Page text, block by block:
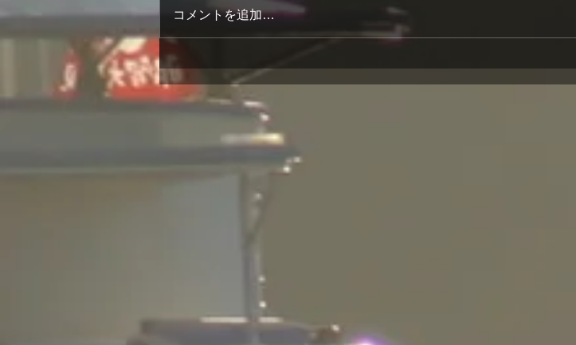
コメントを追加…